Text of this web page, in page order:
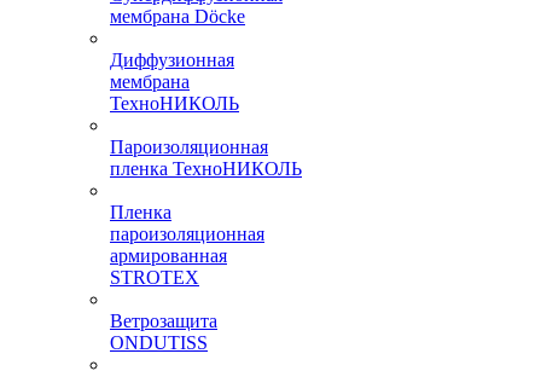
мембрана Döcke
Диффузионная
мембрана
ТехноНИКОЛЬ
Пароизоляционная
пленка ТехноНИКОЛЬ
Пленка
пароизоляционная
армированная
STROTEX
Ветрозащита
ONDUTISS